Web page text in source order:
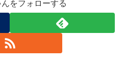
をフォローする